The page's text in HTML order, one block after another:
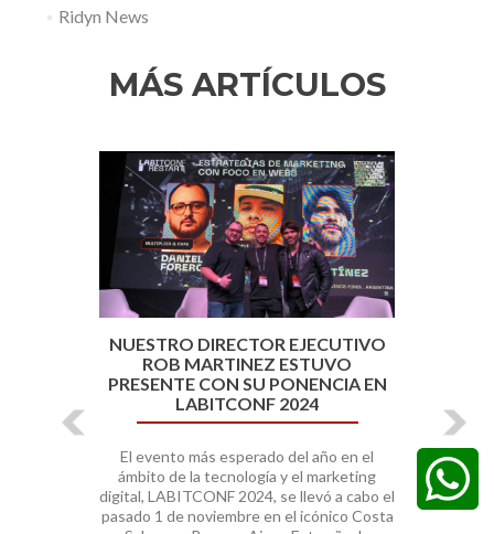
Ridyn News
MÁS ARTÍCULOS
NUESTRO DIRECTOR EJECUTIVO
ROB MARTINEZ ESTUVO
PRESENTE CON SU PONENCIA EN
LABITCONF 2024
El evento más esperado del año en el
ámbito de la tecnología y el marketing
digital, LABITCONF 2024, se llevó a cabo el
pasado 1 de noviembre en el icónico Costa
Anterior